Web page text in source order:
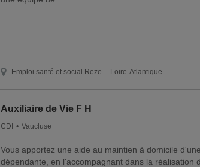
Emploi santé et social Reze Loire-Atlantique
Auxiliaire de Vie F H
CDI Vaucluse
Vous apportez une aide au maintien à domicile
dépendante, en l'accompagnant dans la